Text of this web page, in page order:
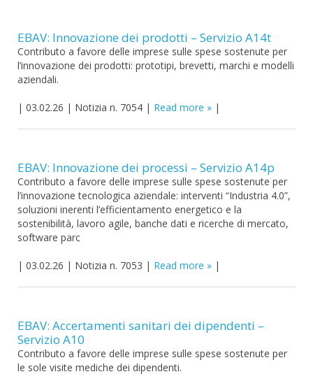
EBAV: Innovazione dei prodotti – Servizio A14t
Contributo a favore delle imprese sulle spese sostenute per
l’innovazione dei prodotti: prototipi, brevetti, marchi e modelli
aziendali.
| 03.02.26 | Notizia n. 7054 | Read more |
EBAV: Innovazione dei processi – Servizio A14p
Contributo a favore delle imprese sulle spese sostenute per
l’innovazione tecnologica aziendale: interventi “Industria 4.0”,
soluzioni inerenti l’efficientamento energetico e la
sostenibilità, lavoro agile, banche dati e ricerche di mercato,
software parc
| 03.02.26 | Notizia n. 7053 | Read more |
EBAV: Accertamenti sanitari dei dipendenti –
Servizio A10
Contributo a favore delle imprese sulle spese sostenute per
le sole visite mediche dei dipendenti.